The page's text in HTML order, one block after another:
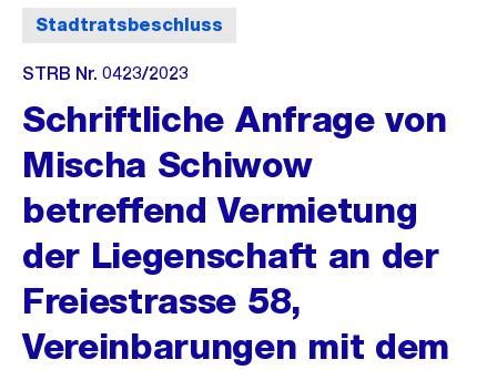
Stadtratsbeschluss
STRB Nr. 0423/2023
Schriftliche Anfrage von
Mischa Schiwow
betreffend Vermietung
der Liegenschaft an der
Freiestrasse 58,
Vereinbarungen mit dem